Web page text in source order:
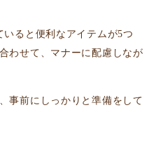
ると便利なアイテムが5つ
わせて、マナーに配慮しなが
事前にしっかりと準備をして